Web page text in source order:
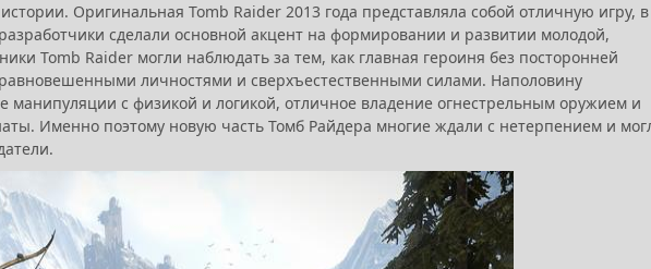
Оригинальная Tomb Raider 2013 года представляла собой отличную игру, в
сделали основной акцент на формировании и развитии молодой,
Tomb Raider могли наблюдать за тем, как главная героиня без посторонней
личностями и сверхъестественными силами. Наполовину
с физикой и логикой, отличное владение огнестрельным оружием и
Именно поэтому новую часть Томб Райдера многие ждали с нетерпением и